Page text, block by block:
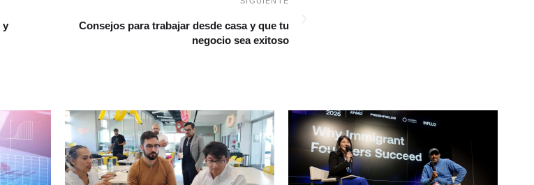
y
Consejos para trabajar desde casa y que tu
negocio sea exitoso